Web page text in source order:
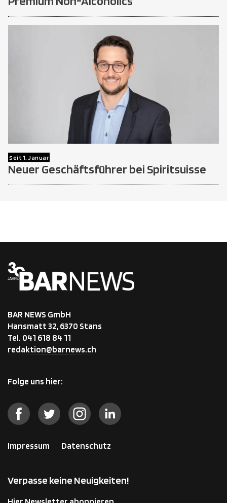
Seit 1. Januar
Neuer Geschäftsführer bei Spiritsuisse
BAR NEWS GmbH
Hansmatt 32, 6370 Stans
Tel. 041 618 84 11
redaktion@barnews.ch
Folge uns hier:
Impressum Datenschutz
Verpasse keine Neuigkeiten!